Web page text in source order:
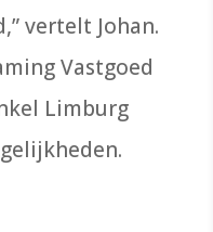
vertelt Johan.
Vastgoed
Limburg